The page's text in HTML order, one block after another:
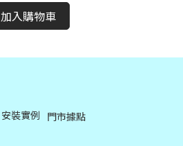
加入購物車
安裝實例 門市據點